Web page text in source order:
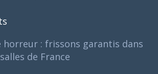
horreur : frissons garantis dans
de France